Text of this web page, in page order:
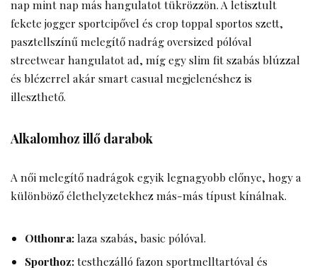
nap mint nap más hangulatot tükrözzön. A letisztult
fekete jogger sportcipővel és crop toppal sportos szett,
pasztellszínű melegítő nadrág oversized pólóval
streetwear hangulatot ad, míg egy slim fit szabás blúzzal
és blézerrel akár smart casual megjelenéshez is
illeszthető.
Alkalomhoz illő darabok
A női melegítő nadrágok egyik legnagyobb előnye, hogy a
különböző élethelyzetekhez más-más típust kínálnak.
Otthonra:laza szabás, basic pólóval.
Sporthoz:testhezálló fazon sportmelltartóval és